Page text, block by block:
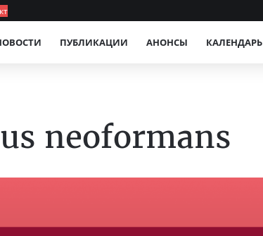
ПУБЛИКАЦИИ АНОНСЫ КАЛЕНДАРЬ
neoformans